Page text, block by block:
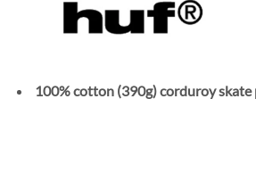
100% cotton (390g) corduroy skate